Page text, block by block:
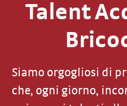
Talent
Siamo orgogliosi di
che, ogni giorno,